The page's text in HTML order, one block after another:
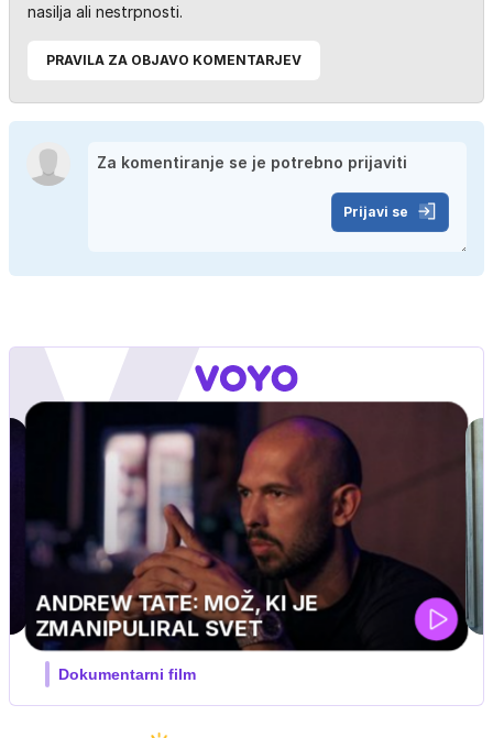
nasilja ali nestrpnosti.
PRAVILA ZA OBJAVO KOMENTARJEV
Prijavi se